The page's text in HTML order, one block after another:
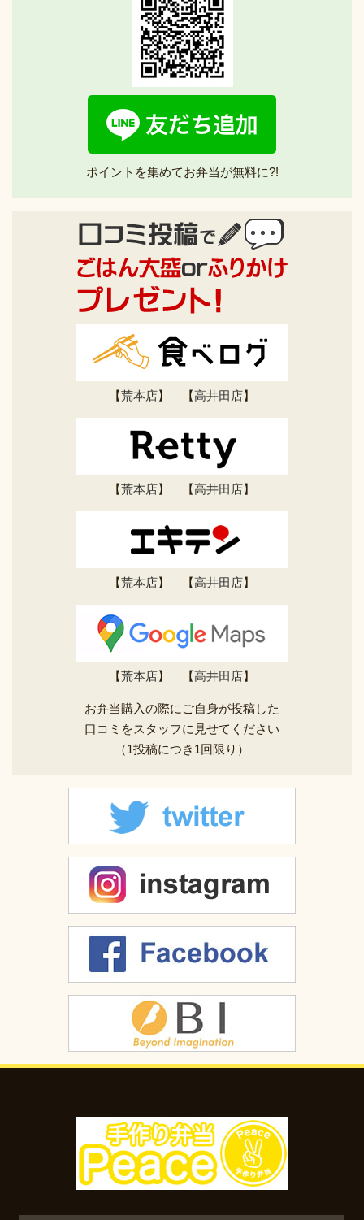
ポイントを集めてお弁当が無料に?!
【荒本店】 【高井田店】
【荒本店】 【高井田店】
【荒本店】 【高井田店】
【荒本店】 【高井田店】
お弁当購入の際にご自身が投稿した
口コミをスタッフに見せてください
（1投稿につき1回限り）